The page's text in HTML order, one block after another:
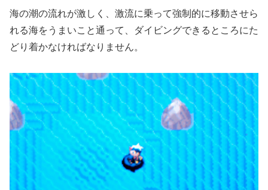
海の潮の流れが激しく、激流に乗って強制的に移動させら
れる海をうまいこと通って、ダイビングできるところにた
どり着かなければなりません。